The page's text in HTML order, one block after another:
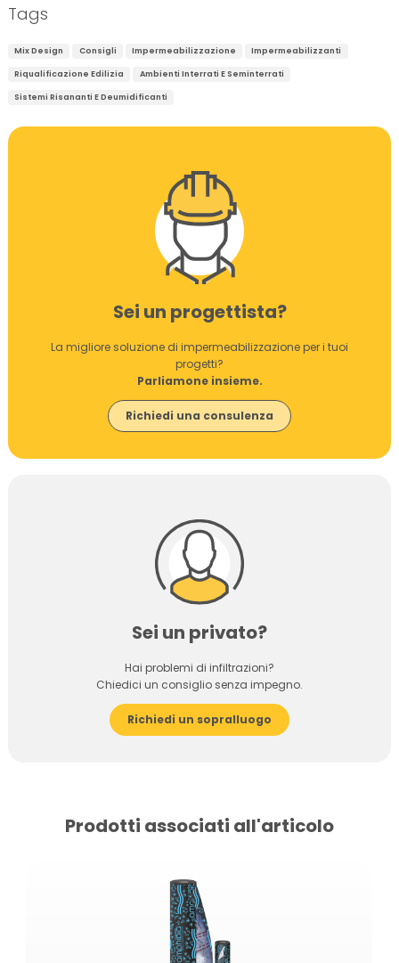
Tags
Mix Design Consigli Impermeabilizzazione Impermeabilizzanti
Riqualificazione Edilizia Ambienti Interrati E Seminterrati
Sistemi Risananti E Deumidificanti
Sei un progettista?
La migliore soluzione di impermeabilizzazione per i tuoi
progetti?
Parliamone insieme.
Richiedi una consulenza
Sei un privato?
Hai problemi di infiltrazioni?
Chiedici un consiglio senza impegno.
Richiedi un sopralluogo
Prodotti associati all'articolo